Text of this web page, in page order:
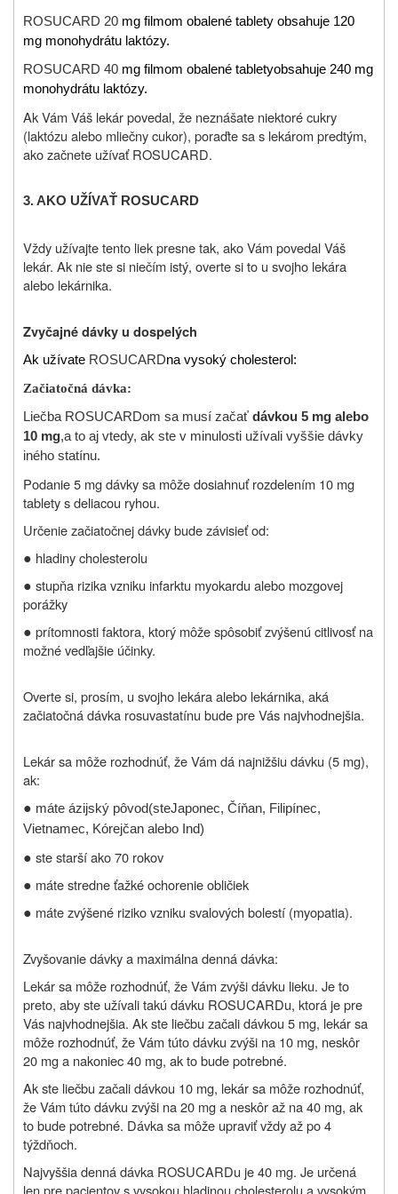
ROSUCARD 20 mg filmom obalené tablety obsahuje 120
mg monohydrátu laktózy.
ROSUCARD 40 mg filmom obalené tabletyobsahuje 240 mg
monohydrátu laktózy.
Ak Vám Váš lekár povedal, že neznášate niektoré cukry
(laktózu alebo mliečny cukor), poraďte sa s lekárom predtým,
ako začnete užívať ROSUCARD.
3. AKO UŽÍVAŤ ROSUCARD
Vždy užívajte tento liek presne tak, ako Vám povedal Váš
lekár. Ak nie ste si niečím istý, overte si to u svojho lekára
alebo lekárnika.
Zvyčajné dávky u dospelých
Ak užívate ROSUCARDna vysoký cholesterol:
Začiatočná dávka:
Liečba ROSUCARDom sa musí začať dávkou 5 mg alebo
10 mg,a to aj vtedy, ak ste v minulosti užívali vyššie dávky
iného statínu.
Podanie 5 mg dávky sa môže dosiahnuť rozdelením 10 mg
tablety s deliacou ryhou.
Určenie začiatočnej dávky bude závisieť od:
● hladiny cholesterolu
● stupňa rizika vzniku infarktu myokardu alebo mozgovej
porážky
● prítomnosti faktora, ktorý môže spôsobiť zvýšenú citlivosť na
možné vedľajšie účinky.
Overte si, prosím, u svojho lekára alebo lekárnika, aká
začiatočná dávka rosuvastatínu bude pre Vás najvhodnejšia.
Lekár sa môže rozhodnúť, že Vám dá najnižšiu dávku (5 mg),
ak:
● máte ázijský pôvod(steJaponec, Číňan, Filipínec,
Vietnamec, Kórejčan alebo Ind)
● ste starší ako 70 rokov
● máte stredne ťažké ochorenie obličiek
● máte zvýšené riziko vzniku svalových bolestí (myopatia).
Zvyšovanie dávky a maximálna denná dávka:
Lekár sa môže rozhodnúť, že Vám zvýši dávku lieku. Je to
preto, aby ste užívali takú dávku ROSUCARDu, ktorá je pre
Vás najvhodnejšia. Ak ste liečbu začali dávkou 5 mg, lekár sa
môže rozhodnúť, že Vám túto dávku zvýši na 10 mg, neskôr
20 mg a nakoniec 40 mg, ak to bude potrebné.
Ak ste liečbu začali dávkou 10 mg, lekár sa môže rozhodnúť,
že Vám túto dávku zvýši na 20 mg a neskôr až na 40 mg, ak
to bude potrebné. Dávka sa môže upraviť vždy až po 4
týždňoch.
Najvyššia denná dávka ROSUCARDu je 40 mg. Je určená
len pre pacientov s vysokou hladinou cholesterolu a vysokým